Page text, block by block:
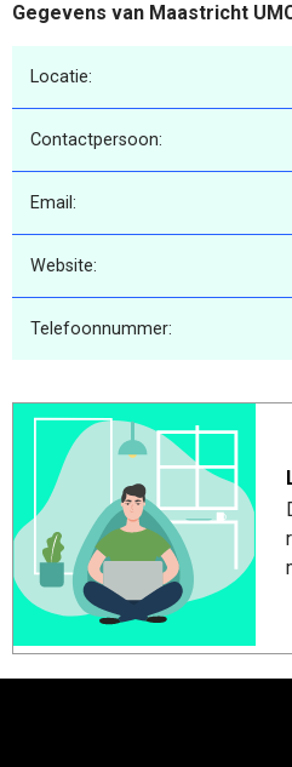
Gegevens van Maastricht
Locatie:
Contactpersoon:
Email:
Website:
Telefoonnummer: